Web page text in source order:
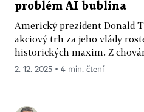
problém AI bublina
Americký prezident Donald
akciový trh za jeho vlády
historických maxim. Z
2. 12. 2025 ▪ 4 min. čtení